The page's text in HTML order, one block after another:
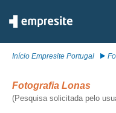
Início Empresite Portugal
Fotografia Lonas
(Pesquisa solicitada pelo